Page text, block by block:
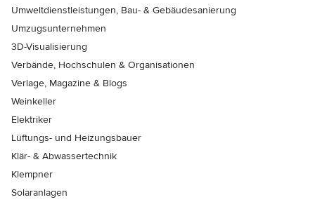
Umweltdienstleistungen, Bau- & Gebäudesanierung
Umzugsunternehmen
3D-Visualisierung
Verbände, Hochschulen & Organisationen
Verlage, Magazine & Blogs
Weinkeller
Elektriker
Lüftungs- und Heizungsbauer
Klär- & Abwassertechnik
Klempner
Solaranlagen